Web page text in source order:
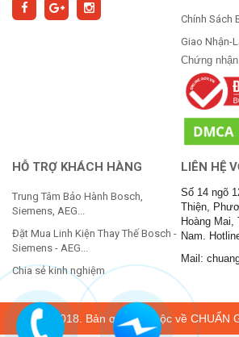
Chính Sách
Giao Nhận-
Chứng
HỖ TRỢ KHÁCH HÀNG
Trung Tâm Bảo Hành Bosch,
Siemens, AEG...
Đặt Mua Linh Kiện Thay Thế Bosch -
Siemens - AEG...
Chia sẻ kinh nghiệm
LIÊN HỆ
Số 14 ngõ
Thiện,
Hoàng Mai,
Nam.
Mail:
© 2018. Bản quyền thuộc về CHUẨN